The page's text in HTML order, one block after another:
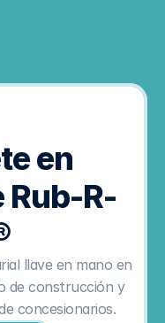
en
R-
llave en mano en
de construcción y
concesionarios.